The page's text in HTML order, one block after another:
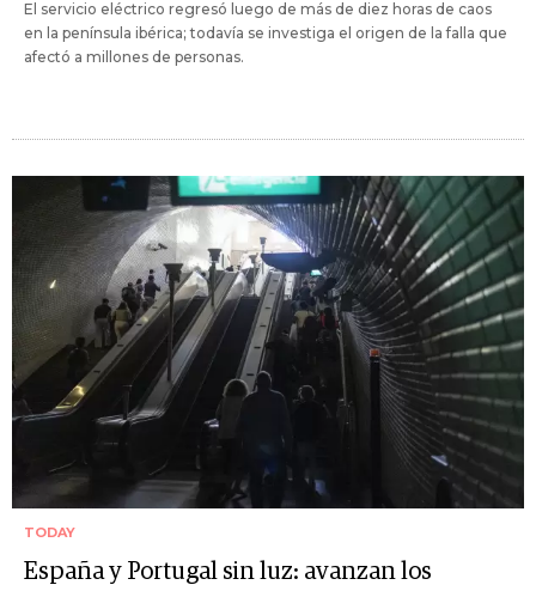
El servicio eléctrico regresó luego de más de diez horas de caos
en la península ibérica; todavía se investiga el origen de la falla que
afectó a millones de personas.
TODAY
España y Portugal sin luz: avanzan los